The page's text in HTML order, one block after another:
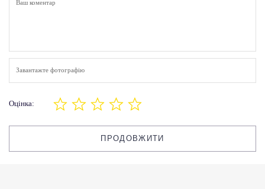
Завантажте фотографію
Оцінка:
ПРОДОВЖИТИ